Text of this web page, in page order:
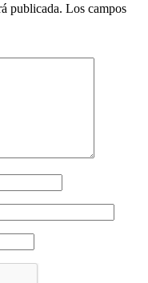
publicada. Los campos